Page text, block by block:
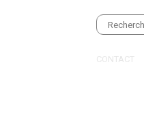
CONTACT